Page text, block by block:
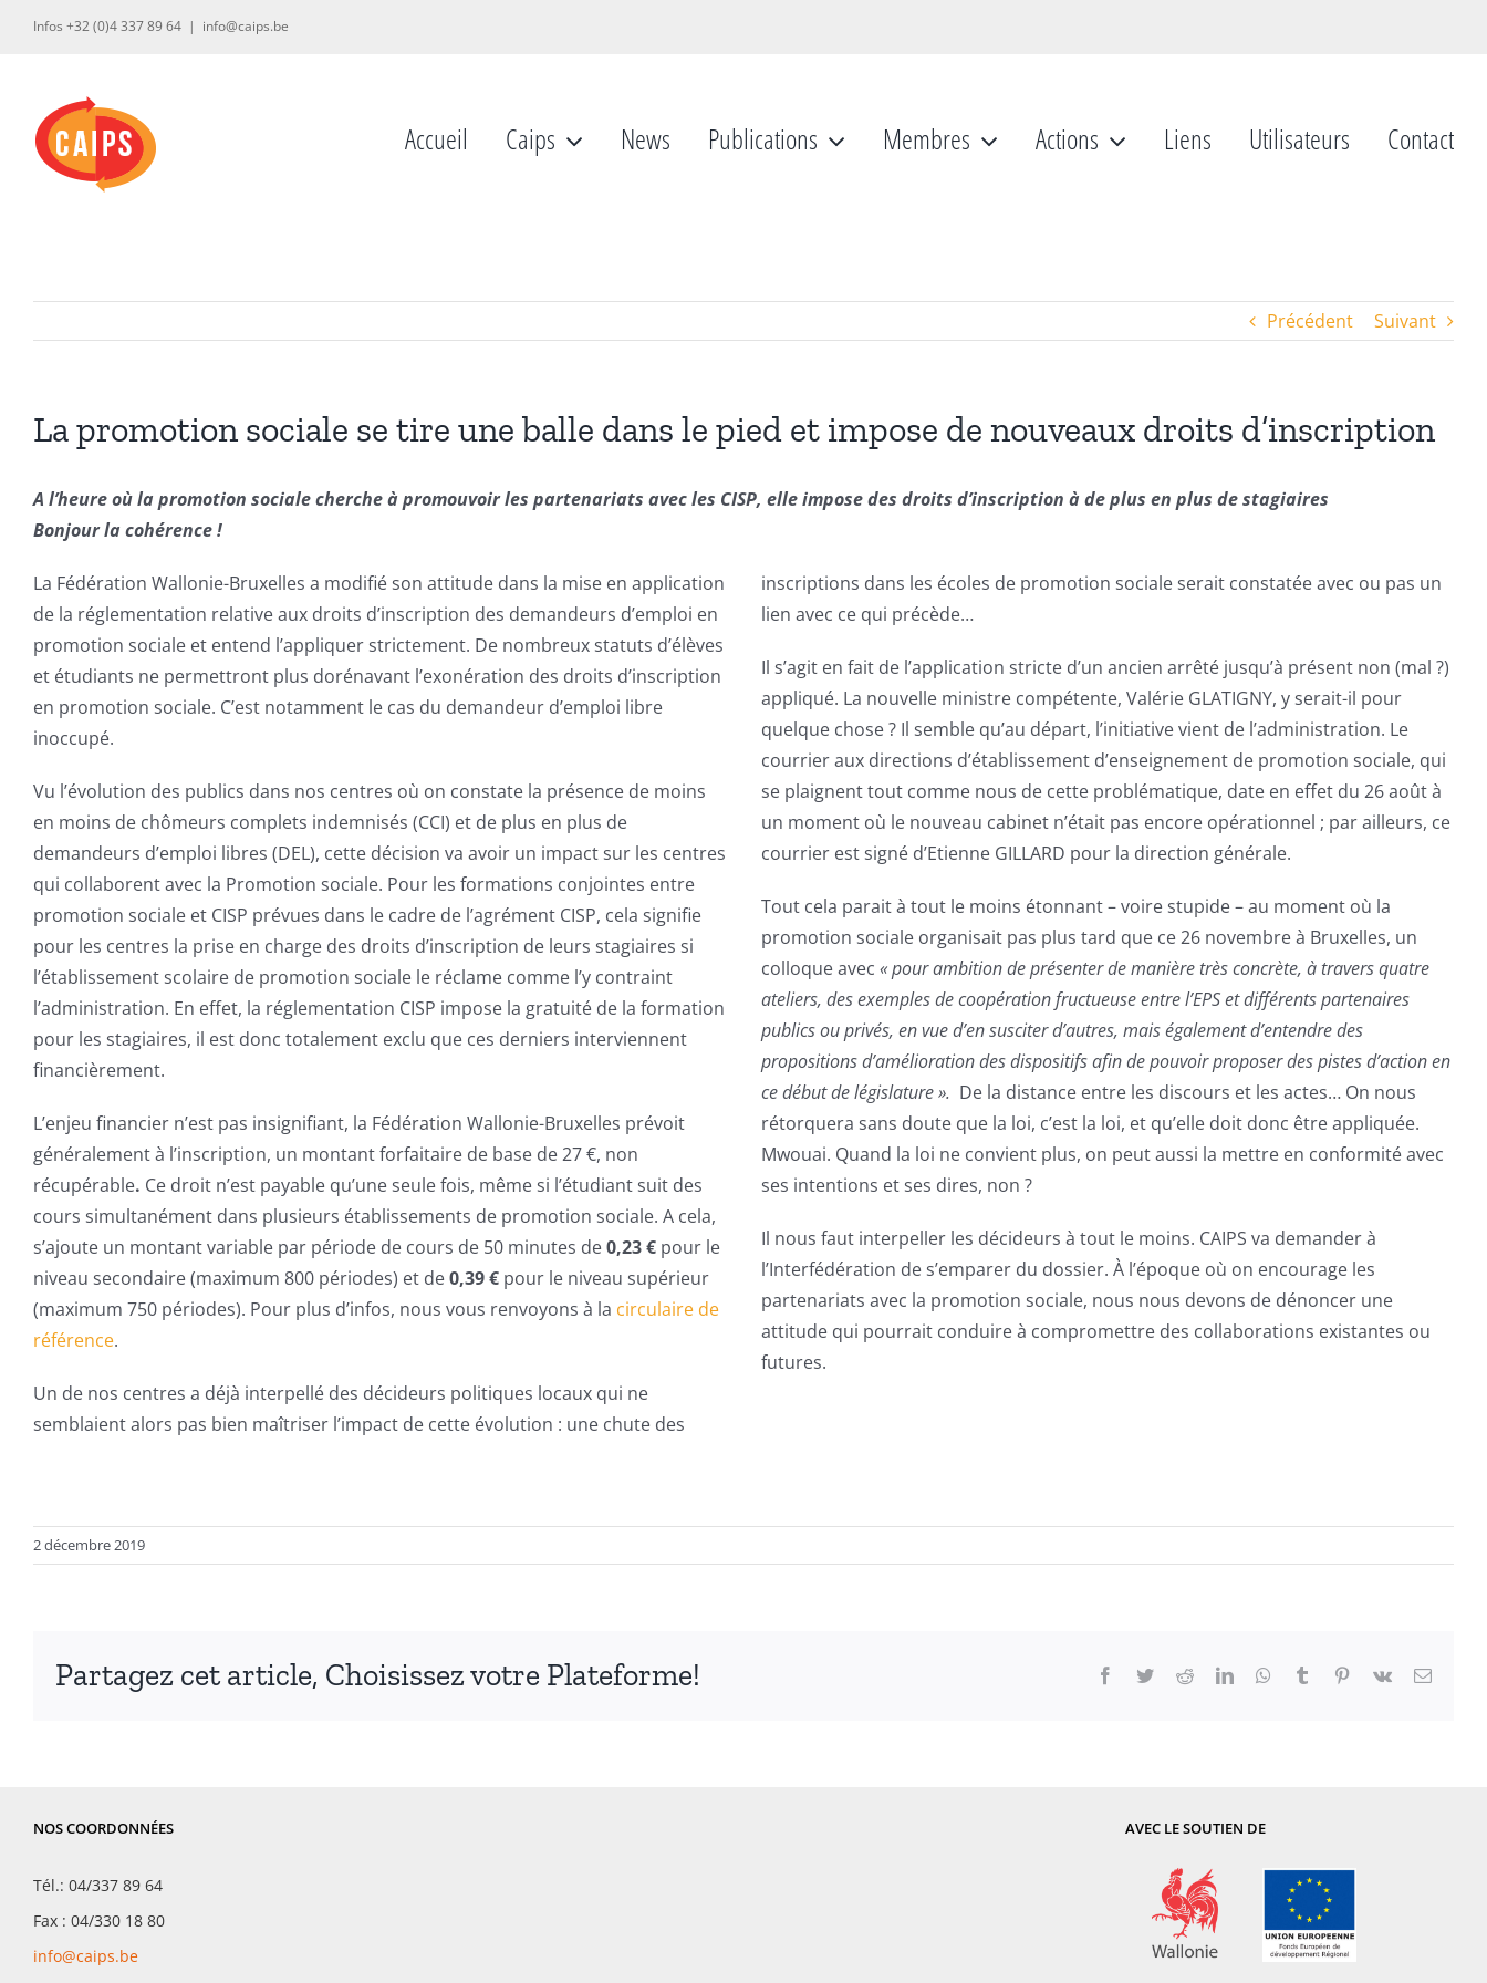
Infos +32 (0)4 337 89 64 | info@caips.be
Accueil Caips News Publications Membres Actions Liens Utilisateurs Contact
Précédent Suivant
La promotion sociale se tire une balle dans le pied et impose de nouveaux droits d’inscription
A l’heure où la promotion sociale cherche à promouvoir les partenariats avec les CISP, elle impose des droits d’inscription à de plus en plus de stagiaires
Bonjour la cohérence !
La Fédération Wallonie-Bruxelles a modifié son attitude dans la mise en application
de la réglementation relative aux droits d’inscription des demandeurs d’emploi en
promotion sociale et entend l’appliquer strictement. De nombreux statuts d’élèves
et étudiants ne permettront plus dorénavant l’exonération des droits d’inscription
en promotion sociale. C’est notamment le cas du demandeur d’emploi libre
inoccupé.
Vu l’évolution des publics dans nos centres où on constate la présence de moins
en moins de chômeurs complets indemnisés (CCI) et de plus en plus de
demandeurs d’emploi libres (DEL), cette décision va avoir un impact sur les centres
qui collaborent avec la Promotion sociale. Pour les formations conjointes entre
promotion sociale et CISP prévues dans le cadre de l’agrément CISP, cela signifie
pour les centres la prise en charge des droits d’inscription de leurs stagiaires si
l’établissement scolaire de promotion sociale le réclame comme l’y contraint
l’administration. En effet, la réglementation CISP impose la gratuité de la formation
pour les stagiaires, il est donc totalement exclu que ces derniers interviennent
financièrement.
L’enjeu financier n’est pas insignifiant, la Fédération Wallonie-Bruxelles prévoit
généralement à l’inscription, un montant forfaitaire de base de 27 €, non
récupérable. Ce droit n’est payable qu’une seule fois, même si l’étudiant suit des
cours simultanément dans plusieurs établissements de promotion sociale. A cela,
s’ajoute un montant variable par période de cours de 50 minutes de0,23 € pour le
niveau secondaire (maximum 800 périodes) et de0,39 € pour le niveau supérieur
(maximum 750 périodes). Pour plus d’infos, nous vous renvoyons à la circulaire de
référence.
Un de nos centres a déjà interpellé des décideurs politiques locaux qui ne
semblaient alors pas bien maîtriser l’impact de cette évolution : une chute des
inscriptions dans les écoles de promotion sociale serait constatée avec ou pas un
lien avec ce qui précède…
Il s’agit en fait de l’application stricte d’un ancien arrêté jusqu’à présent non (mal ?)
appliqué. La nouvelle ministre compétente, Valérie GLATIGNY, y serait-il pour
quelque chose ? Il semble qu’au départ, l’initiative vient de l’administration. Le
courrier aux directions d’établissement d’enseignement de promotion sociale, qui
se plaignent tout comme nous de cette problématique, date en effet du 26 août à
un moment où le nouveau cabinet n’était pas encore opérationnel ; par ailleurs, ce
courrier est signé d’Etienne GILLARD pour la direction générale.
Tout cela parait à tout le moins étonnant – voire stupide – au moment où la
promotion sociale organisait pas plus tard que ce 26 novembre à Bruxelles, un
colloque avec « pour ambition de présenter de manière très concrète, à travers quatre
ateliers, des exemples de coopération fructueuse entre l’EPS et différents partenaires
publics ou privés, en vue d’en susciter d’autres, mais également d’entendre des
propositions d’amélioration des dispositifs afin de pouvoir proposer des pistes d’action en
ce début de législature ». De la distance entre les discours et les actes… On nous
rétorquera sans doute que la loi, c’est la loi, et qu’elle doit donc être appliquée.
Mwouai. Quand la loi ne convient plus, on peut aussi la mettre en conformité avec
ses intentions et ses dires, non ?
Il nous faut interpeller les décideurs à tout le moins. CAIPS va demander à
l’Interfédération de s’emparer du dossier. À l’époque où on encourage les
partenariats avec la promotion sociale, nous nous devons de dénoncer une
attitude qui pourrait conduire à compromettre des collaborations existantes ou
futures.
2 décembre 2019
Partagez cet article, Choisissez votre Plateforme! Facebook
TwitterRedditLinkedInWhatsApp
Tumblr Pinterest
Vk Email
NOS COORDONNÉES
Tél.: 04/337 89 64
Fax : 04/330 18 80
info@caips.be
AVEC LE SOUTIEN DE